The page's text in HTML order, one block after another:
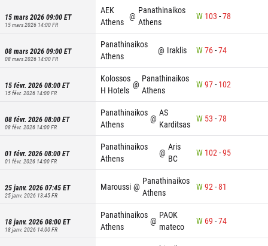
15 mars 2026 09:00ET
15 mars 2026 14:00FR
AEK
Athens
@
Panathinaikos
Athens
W 103 -78
08 mars 2026 09:00ET
08 mars 2026 14:00FR
Panathinaikos
Athens
@ Iraklis W76-74
15 févr. 2026 08:00ET
15 févr. 2026 14:00FR
Kolossos
H Hotels
@
Panathinaikos
Athens
W97- 102
08 févr. 2026 08:00ET
08 févr. 2026 14:00FR
Panathinaikos
Athens
@
AS
Karditsas
W 53 -78
01 févr. 2026 08:00ET
01 févr. 2026 14:00FR
Panathinaikos
Athens
@
Aris
BC
W 102-95
25 janv. 2026 07:45ET
25 janv. 2026 13:45FR
Maroussi @
Panathinaikos
Athens
W92-81
18 janv. 2026 08:00ET
18 janv. 2026 14:00FR
Panathinaikos
Athens
@
PAOK
mateco
W 69 -74